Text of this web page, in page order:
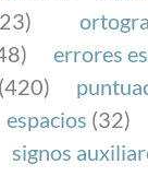
errores
(420)
espacios (32)
signos